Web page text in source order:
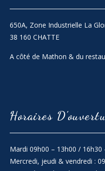
650A, Zone Industrielle La
38 160 CHATTE
A côté de Mathon & du
Horaires
Mardi 09h00 – 13h00 / 16h30
Mercredi, jeudi & vendredi :